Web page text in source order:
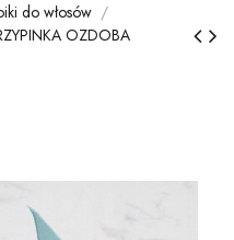
do włosów
OZDOBA